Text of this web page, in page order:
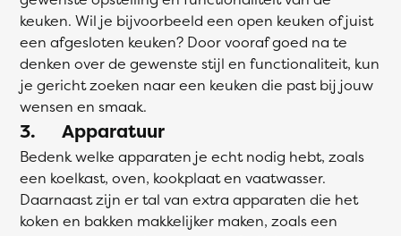
keuken. Wil je bijvoorbeeld een open keuken of juist
een afgesloten keuken? Door vooraf goed na te
denken over de gewenste stijl en functionaliteit, kun
je gericht zoeken naar een keuken die past bij jouw
wensen en smaak.
3. Apparatuur
Bedenk welke apparaten je echt nodig hebt, zoals
een koelkast, oven, kookplaat en vaatwasser.
Daarnaast zijn er tal van extra apparaten die het
koken en bakken makkelijker maken, zoals een